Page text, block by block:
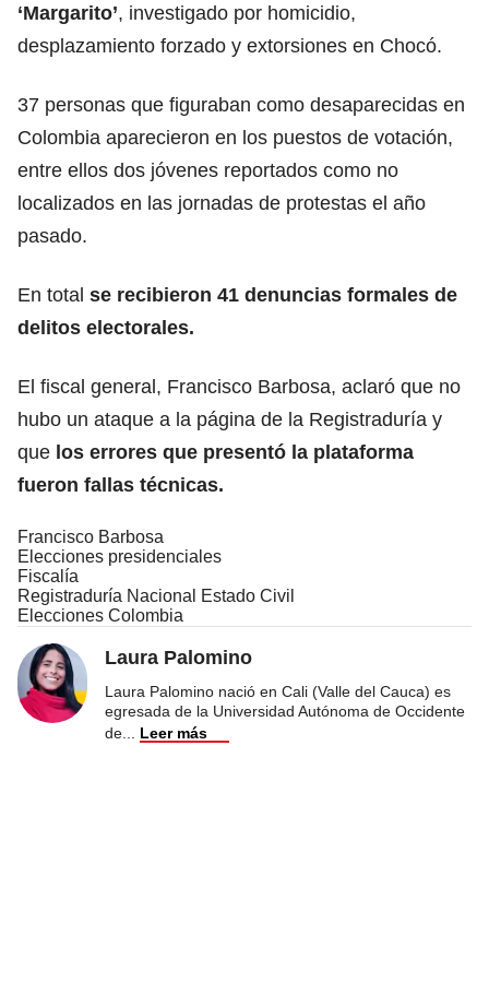
‘Margarito’, investigado por homicidio,
desplazamiento forzado y extorsiones en Chocó.
37 personas que figuraban como desaparecidas en
Colombia aparecieron en los puestos de votación,
entre ellos dos jóvenes reportados como no
localizados en las jornadas de protestas el año
pasado.
En total se recibieron 41 denuncias formales de
delitos electorales.
El fiscal general, Francisco Barbosa, aclaró que no
hubo un ataque a la página de la Registraduría y
que los errores que presentó la plataforma
fueron fallas técnicas.
Francisco Barbosa
Elecciones presidenciales
Fiscalía
Registraduría Nacional Estado Civil
Elecciones Colombia
Laura Palomino
Laura Palomino nació en Cali (Valle del Cauca) es
egresada de la Universidad Autónoma de Occidente
de
Leer más